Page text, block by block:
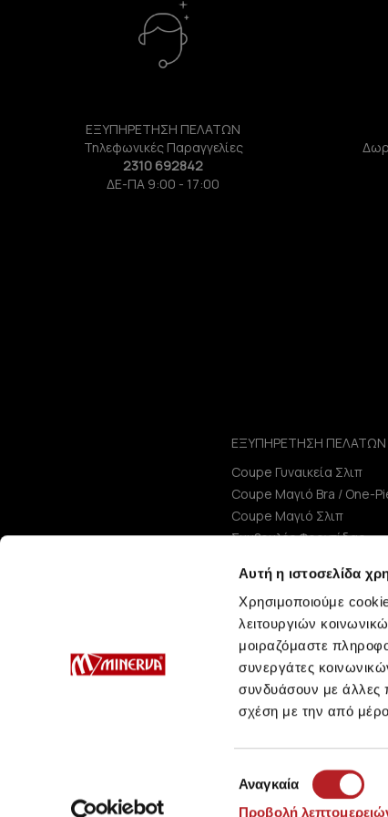
Αυτή η ιστοσελίδα
Χρησιμοποιούμε
λειτουργιών
μοιραζόμαστε
συνεργάτες
συνδυάσουν με άλλες
σχέση με την από
συγκατάθεσης
Αναγκαία
Προβολή
ΕΞΥΠΗΡΕΤΗΣΗ ΠΕΛΑΤΩΝ
Τηλεφωνικές Παραγγελίες
2310 692842
ΔΕ-ΠΑ 9:00 - 17:00
ΕΞΥΠΗΡΕΤΗΣΗ ΠΕΛΑΤΩΝ
Coupe Γυναικεία Σλιπ
Coupe Μαγιό Bra / One-
Coupe Μαγιό Σλιπ
Συμβουλές Φροντίδας